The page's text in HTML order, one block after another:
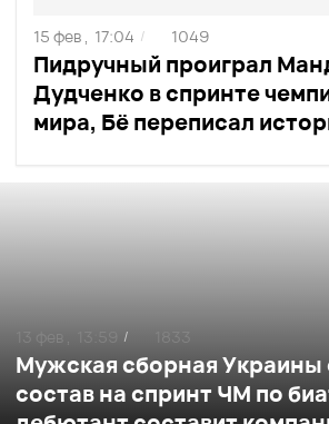
Пидручный проиграл
Дудченко в спринте
мира, Бё переписал
15 фев , 17:04 / 1049
Мужская сборная Украины
состав на спринт ЧМ по
13 фев , 13:59 / 1833